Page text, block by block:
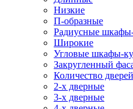
Низкие
П-образные
Радиусные
Широкие
Угловые шкафы-
Закругленный
Количество дверей
2-х дверные
3-х дверные